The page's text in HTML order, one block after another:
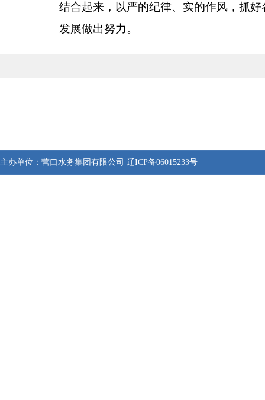
结合起来，以严的纪律、实的作风，抓
发展做出努力。
主办单位： 营口水务集团有限公司 辽ICP备06015233号